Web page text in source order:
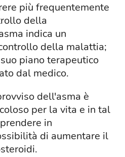
più frequentemente
della
indica un
della malattia;
piano terapeutico
dal medico.
dell'asma è
per la vita e in tal
in
di aumentare il